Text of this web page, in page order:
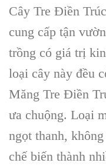
Cây Tre Điền
cung cấp tận
trồng có giá trị
loại cây này đều
Măng Tre Điền
ưa chuộng. Loại
ngọt thanh,
chế biến thành